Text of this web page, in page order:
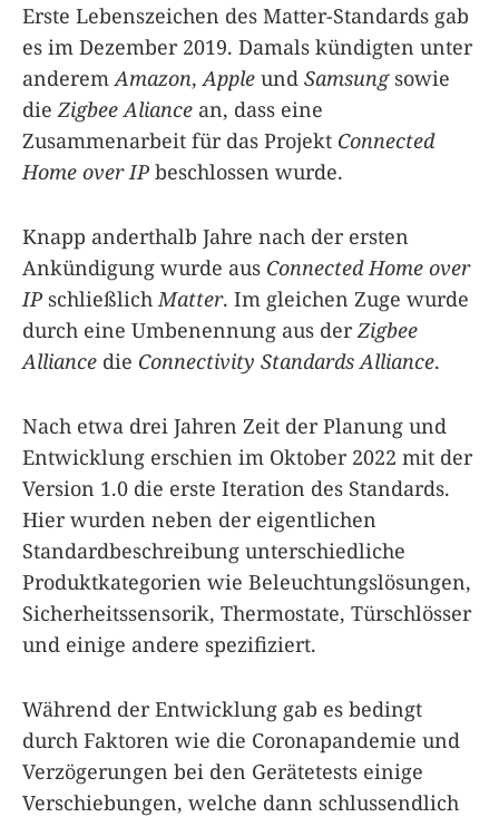
Erste Lebenszeichen des Matter-Standards gab
es im Dezember 2019. Damals kündigten unter
anderem Amazon, Apple und Samsungsowie
die Zigbee Aliance an, dass eine
Zusammenarbeit für das Projekt Connected
Home over IP beschlossen wurde.
Knapp anderthalb Jahre nach der ersten
Ankündigung wurde aus Connected Home over
IP schließlich Matter. Im gleichen Zuge wurde
durch eine Umbenennung aus derZigbee
Alliance die Connectivity Standards Alliance.
Nach etwa drei Jahren Zeit der Planung und
Entwicklung erschien im Oktober 2022 mit der
Version 1.0 die erste Iteration des Standards.
Hier wurden neben der eigentlichen
Standardbeschreibung unterschiedliche
Produktkategorien wie Beleuchtungslösungen,
Sicherheitssensorik, Thermostate, Türschlösser
und einige andere spezifiziert.
Während der Entwicklung gab es bedingt
durch Faktoren wie die Coronapandemie und
Verzögerungen bei den Gerätetests einige
Verschiebungen, welche dann schlussendlich